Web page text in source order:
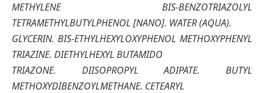
METHYLENE BIS-BENZOTRIAZOLYL
TETRAMETHYLBUTYLPHENOL [NANO]. WATER (AQUA).
GLYCERIN. BIS-ETHYLHEXYLOXYPHENOL METHOXYPHENYL
TRIAZINE. DIETHYLHEXYL BUTAMIDO
TRIAZONE. DIISOPROPYL ADIPATE. BUTYL
METHOXYDIBENZOYLMETHANE. CETEARYL